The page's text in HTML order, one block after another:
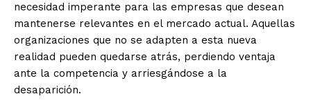
necesidad imperante para las empresas que desean
mantenerse relevantes en el mercado actual. Aquellas
organizaciones que no se adapten a esta nueva
realidad pueden quedarse atrás, perdiendo ventaja
ante la competencia y arriesgándose a la
desaparición.